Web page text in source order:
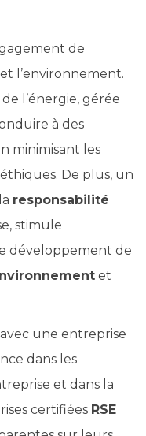
de
et l’environnement.
l’énergie, gérée
à des
minimisant les
De plus, un
responsabilité
stimule
développement de
et
une entreprise
dans les
et dans la
certifiées RSE